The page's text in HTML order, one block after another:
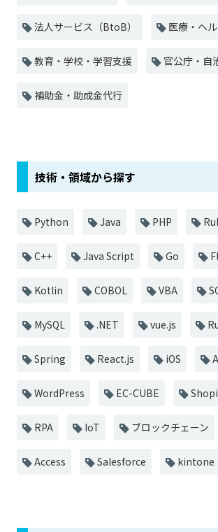
法人サービス（BtoB） 医療・ヘ
教育・学校・学習支援 官公庁・自
補助金・助成金代行
技術・領域から探す
Python Java PHP
C++ Java Script Go
Kotlin COBOL VBA
MySQL .NET vue.js
Spring React.js iOS
WordPress EC-CUBE
RPA IoT ブロックチェーン
Access Salesforce kintone